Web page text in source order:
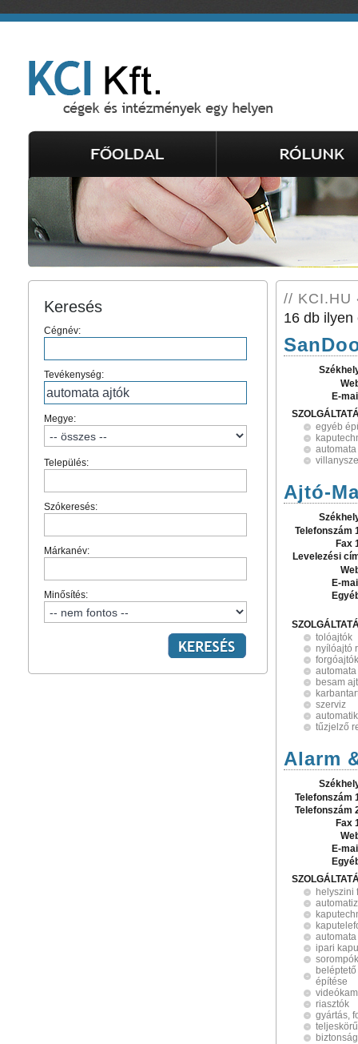
Keresés
Cégnév:
Tevékenység:
Megye:
Település:
Szókeresés:
Márkanév:
Minősítés:
// KCI.HU
16 db ilyen
E-
egyéb
Ajtó-
Telefonszám
Fax
Levelezési
E-
tolóajtók
nyílóajtó
forgóajtók
besam
szerviz
tűzjelző
Alarm
Telefonszám
Telefonszám
Fax
E-
helyszini
ipari
sorompók
építése
riasztók
gyártás,